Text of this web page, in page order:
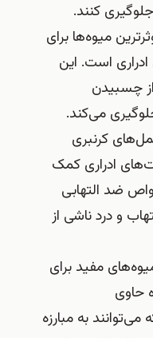
کنند.
میوه‌ها برای
است. این
چسبیدن
می‌کند.
کرنبری
ادراری کمک
ضد التهابی
و درد ناشی از
مفید برای
حاوی
به مبارزه